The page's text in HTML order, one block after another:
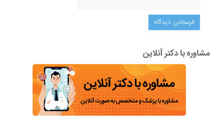
مشاوره با دکتر آنلاین